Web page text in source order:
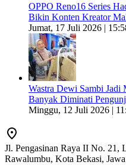
OPPO Reno16 Series
Bikin Konten Kreator
Jumat, 17 Juli 2026 |
Wastra Dewi Sambi Jadi
Banyak Diminati
Minggu, 12 Juli 2026 |
Jl. Pengasinan Raya II No. 21,
Rawalumbu, Kota Bekasi,